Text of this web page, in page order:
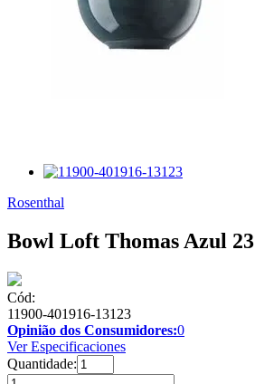
Rosenthal
Bowl Loft Thomas Azul
Cód:
11900-401916-13123
Opinião dos Consumidores:0
Ver Especificaciones
Quantidade: